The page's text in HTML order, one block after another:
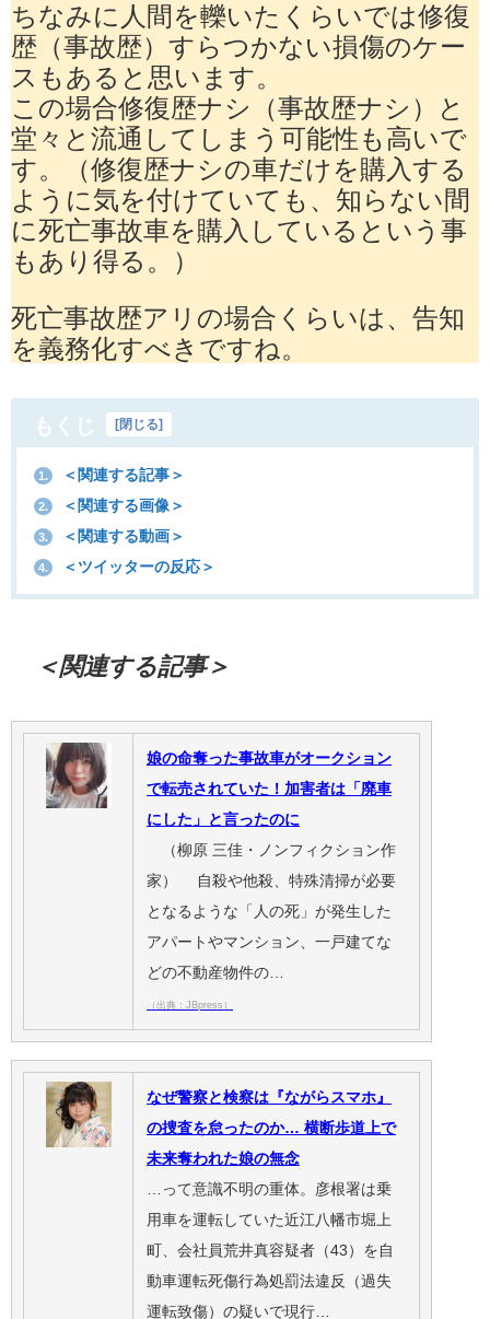
ちなみに人間を轢いたくらいでは修復
歴（事故歴）すらつかない損傷のケー
スもあると思います。
この場合修復歴ナシ（事故歴ナシ）と
堂々と流通してしまう可能性も高いで
す。（修復歴ナシの車だけを購入する
ように気を付けていても、知らない間
に死亡事故車を購入しているという事
もあり得る。）
死亡事故歴アリの場合くらいは、告知
を義務化すべきですね。
もくじ [閉じる]
1. ＜関連する記事＞
2. ＜関連する画像＞
3. ＜関連する動画＞
4. ＜ツイッターの反応＞
＜関連する記事＞
娘の命奪った事故車がオークション
で転売されていた！加害者は「廃車
にした」と言ったのに
（柳原 三佳・ノンフィクション作
家） 自殺や他殺、特殊清掃が必要
となるような「人の死」が発生した
アパートやマンション、一戸建てな
どの不動産物件の…
（出典：JBpress）
なぜ警察と検察は『ながらスマホ』
の捜査を怠ったのか… 横断歩道上で
未来奪われた娘の無念
…って意識不明の重体。彦根署は乗
用車を運転していた近江八幡市堀上
町、会社員荒井真容疑者（43）を自
動車運転死傷行為処罰法違反（過失
運転致傷）の疑いで現行…